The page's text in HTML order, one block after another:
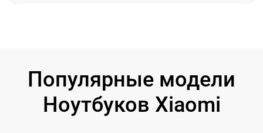
Популярные модели
Ноутбуков Xiaomi